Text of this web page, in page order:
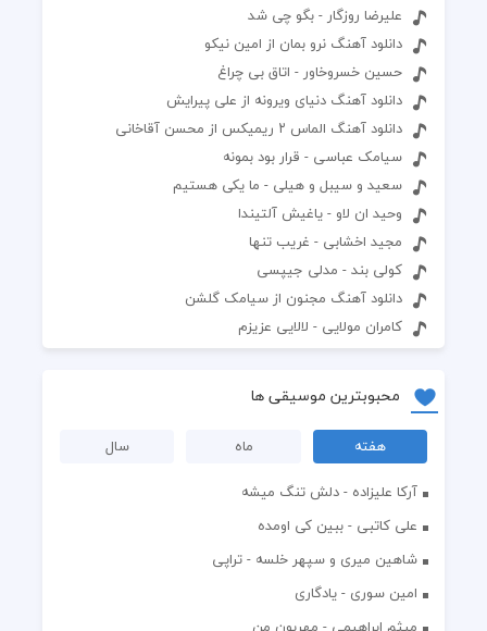
علیرضا روزگار - بگو چی شد
دانلود آهنگ نرو بمان از امین نیکو
حسین خسروخاور - اتاق بی چراغ
دانلود آهنگ دنیای ویرونه از علی پیرایش
دانلود آهنگ الماس ۲ ریمیکس از محسن آقاخانی
سیامک عباسی - قرار بود بمونه
سعید و سیبل و هیلی - ما یکی هستیم
وحید ان لاو - یاغیش آلتیندا
مجید اخشابی - غریب تنها
کولی بند - مدلی جیپسی
دانلود آهنگ مجنون از سیامک گلشن
کامران مولایی - لالایی عزیزم
محبوبترین موسیقی ها
هفته ماه
سال
آرکا علیزاده - دلش تنگ میشه
علی کاتبی - ببین کی اومده
شاهین میری و سپهر خلسه - تراپی
امین سوری - یادگاری